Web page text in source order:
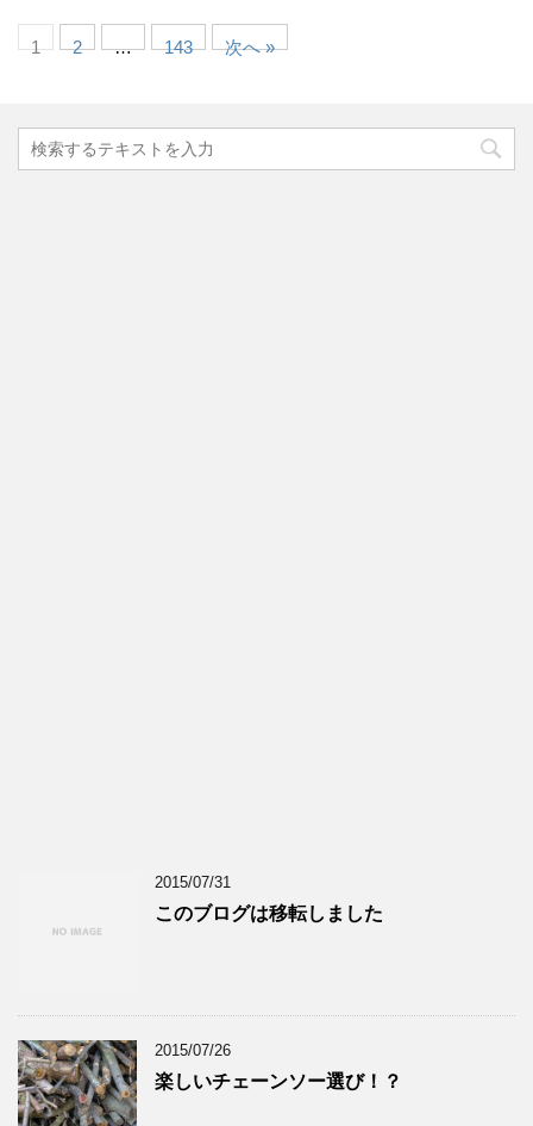
1 2 … 143 次へ »
2015/07/31
このブログは移転しました
2015/07/26
楽しいチェーンソー選び！？